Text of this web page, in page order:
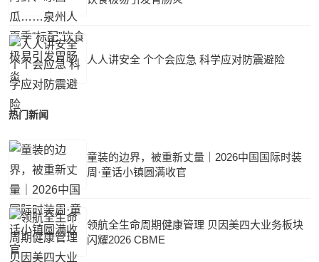
人人讲安全 个个会应急 科学应对防震避险
热门新闻
童装的边界，被重新丈量｜2026中国国际时装
周·童话小镇圆满收官
领航全生命周期健康管理 贝因美四大业务板块
闪耀2026 CBME